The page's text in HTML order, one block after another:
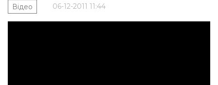
06-12-2011 11:44
Відео